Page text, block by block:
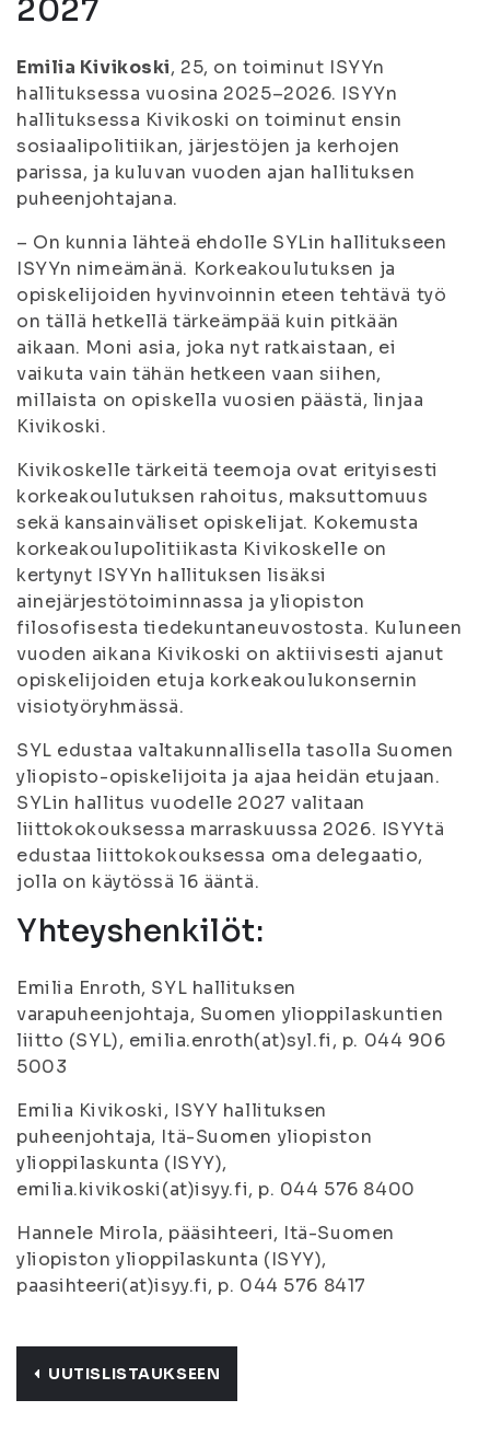
2027
Emilia Kivikoski, 25, on toiminut ISYYn
hallituksessa vuosina 2025–2026. ISYYn
hallituksessa Kivikoski on toiminut ensin
sosiaalipolitiikan, järjestöjen ja kerhojen
parissa, ja kuluvan vuoden ajan hallituksen
puheenjohtajana.
– On kunnia lähteä ehdolle SYLin hallitukseen
ISYYn nimeämänä. Korkeakoulutuksen ja
opiskelijoiden hyvinvoinnin eteen tehtävä työ
on tällä hetkellä tärkeämpää kuin pitkään
aikaan. Moni asia, joka nyt ratkaistaan, ei
vaikuta vain tähän hetkeen vaan siihen,
millaista on opiskella vuosien päästä, linjaa
Kivikoski.
Kivikoskelle tärkeitä teemoja ovat erityisesti
korkeakoulutuksen rahoitus, maksuttomuus
sekä kansainväliset opiskelijat. Kokemusta
korkeakoulupolitiikasta Kivikoskelle on
kertynyt ISYYn hallituksen lisäksi
ainejärjestötoiminnassa ja yliopiston
filosofisesta tiedekuntaneuvostosta. Kuluneen
vuoden aikana Kivikoski on aktiivisesti ajanut
opiskelijoiden etuja korkeakoulukonsernin
visiotyöryhmässä.
SYL edustaa valtakunnallisella tasolla Suomen
yliopisto-opiskelijoita ja ajaa heidän etujaan.
SYLin hallitus vuodelle 2027 valitaan
liittokokouksessa marraskuussa 2026. ISYYtä
edustaa liittokokouksessa oma delegaatio,
jolla on käytössä 16 ääntä.
Yhteyshenkilöt:
Emilia Enroth, SYL hallituksen
varapuheenjohtaja, Suomen ylioppilaskuntien
liitto (SYL), emilia.enroth(at)syl.fi, p. 044 906
5003
Emilia Kivikoski, ISYY hallituksen
puheenjohtaja, Itä-Suomen yliopiston
ylioppilaskunta (ISYY),
emilia.kivikoski(at)isyy.fi, p. 044 576 8400
Hannele Mirola, pääsihteeri, Itä-Suomen
yliopiston ylioppilaskunta (ISYY),
paasihteeri(at)isyy.fi, p. 044 576 8417
UUTISLISTAUKSEEN